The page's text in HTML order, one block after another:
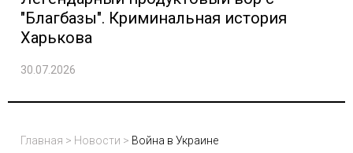
"Благбазы". Криминальная история
Харькова
30.07.2026
Главная > Новости > Война в Украине